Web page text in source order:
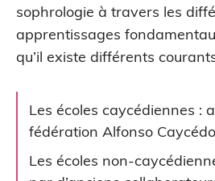
sophrologie à travers les
apprentissages
qu’il existe différents
Les écoles caycédiennes :
fédération Alfonso Caycédo
Les écoles non-